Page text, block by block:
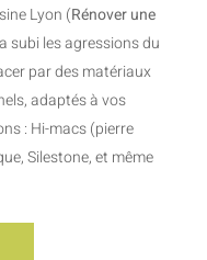
Lyon (Rénover une
subi les agressions du
par des matériaux
adaptés à vos
: Hi-macs (pierre
Silestone, et même